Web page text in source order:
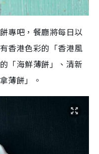
專吧，餐廳將每日以
香港色彩的「香港風
「海鮮薄餅」、清新
薄餅」。